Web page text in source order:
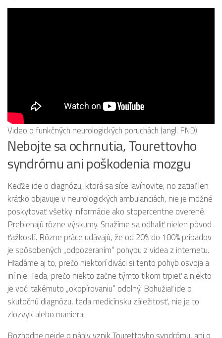
Video o funkčných neurologických poruchách (angl. FND)
Nebojte sa ochrnutia, Tourettovho
syndrómu ani poškodenia mozgu
Keďže ide o diagnózu, ktorá sa síce lavínovite, no zatiaľ len
krátko objavuje v neurologických ambulanciách, nie je možné
poskytovať všetky informácie ako stopercentne overené.
Prebiehajú rôzne výskumy. Snažíme sa odhaliť nielen pôvod
ťažkostí. Rôzne práce udávajú, že od 20% do 100% prípadov
je spôsobených „odpozeraním“ pohybu z videa z internetu.
Hľadáme aj to, prečo niektorí diváci si tento pohyb osvoja a
iní nie. Teda, prečo niekto začne týmto tikom trpieť a niekto
je voči takémuto „okopírovaniu“ odolný. Bohužiaľ ide o
skutočnú diagnózu, teda medicínsku záležitosť, nie je to
zlozvyk alebo maniera.
Rozhodne nejde o náhly vznik Tourettovho syndrómu, ani o